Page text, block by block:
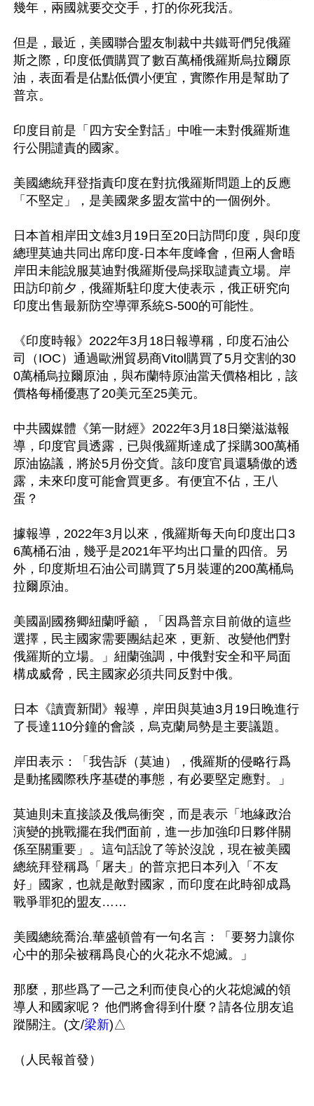
幾年，兩國就要交交手，打的你死我活。
但是，最近，美國聯合盟友制裁中共鐵哥們兒俄羅
斯之際，印度低價購買了數百萬桶俄羅斯烏拉爾原
油，表面看是佔點低價小便宜，實際作用是幫助了
普京。
印度目前是「四方安全對話」中唯一未對俄羅斯進
行公開譴責的國家。
美國總統拜登指責印度在對抗俄羅斯問題上的反應
「不堅定」，是美國衆多盟友當中的一個例外。
日本首相岸田文雄3月19日至20日訪問印度，與印度
總理莫迪共同出席印度-日本年度峰會，但兩人會晤
岸田未能說服莫迪對俄羅斯侵烏採取譴責立場。岸
田訪印前夕，俄羅斯駐印度大使表示，俄正研究向
印度出售最新防空導彈系統S-500的可能性。
《印度時報》2022年3月18日報導稱，印度石油公
司（IOC）通過歐洲貿易商Vitol購買了5月交割的30
0萬桶烏拉爾原油，與布蘭特原油當天價格相比，該
價格每桶優惠了20美元至25美元。
中共國媒體《第一財經》2022年3月18日樂滋滋報
導，印度官員透露，已與俄羅斯達成了採購300萬桶
原油協議，將於5月份交貨。該印度官員還驕傲的透
露，未來印度可能會買更多。有便宜不佔，王八
蛋？
據報導，2022年3月以來，俄羅斯每天向印度出口3
6萬桶石油，幾乎是2021年平均出口量的四倍。另
外，印度斯坦石油公司購買了5月裝運的200萬桶烏
拉爾原油。
美國副國務卿紐蘭呼籲，「因爲普京目前做的這些
選擇，民主國家需要團結起來，更新、改變他們對
俄羅斯的立場。」紐蘭強調，中俄對安全和平局面
構成威脅，民主國家必須共同反對中俄。
日本《讀賣新聞》報導，岸田與莫迪3月19日晚進行
了長達110分鐘的會談，烏克蘭局勢是主要議題。
岸田表示：「我告訴（莫迪），俄羅斯的侵略行爲
是動搖國際秩序基礎的事態，有必要堅定應對。」
莫迪則未直接談及俄烏衝突，而是表示「地緣政治
演變的挑戰擺在我們面前，進一步加強印日夥伴關
係至關重要」。這句話說了等於沒說，現在被美國
總統拜登稱爲「屠夫」的普京把日本列入「不友
好」國家，也就是敵對國家，而印度在此時卻成爲
戰爭罪犯的盟友……
美國總統喬治.華盛頓曾有一句名言：「要努力讓你
心中的那朵被稱爲良心的火花永不熄滅。」
那麼，那些爲了一己之利而使良心的火花熄滅的領
導人和國家呢？ 他們將會得到什麼？請各位朋友追
蹤關注。(文/梁新)△